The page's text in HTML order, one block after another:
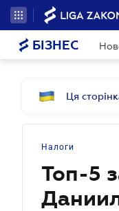
БІЗНЕС
Ця
Налоги
Топ-5